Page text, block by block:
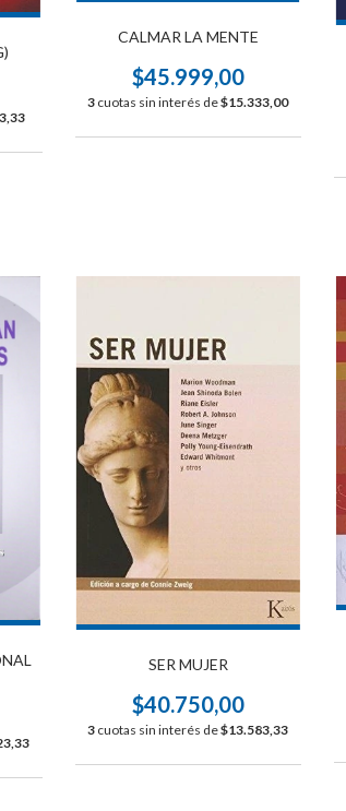
CALMAR LA MENTE
$45.999,00
3 cuotas sin interés de$15.333,00
SER MUJER
$40.750,00
3 cuotas sin interés de$13.583,33